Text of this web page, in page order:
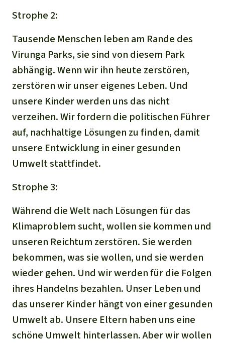
Strophe 2:
Tausende Menschen leben am Rande des
Virunga Parks, sie sind von diesem Park
abhängig. Wenn wir ihn heute zerstören,
zerstören wir unser eigenes Leben. Und
unsere Kinder werden uns das nicht
verzeihen. Wir fordern die politischen Führer
auf, nachhaltige Lösungen zu finden, damit
unsere Entwicklung in einer gesunden
Umwelt stattfindet.
Strophe 3:
Während die Welt nach Lösungen für das
Klimaproblem sucht, wollen sie kommen und
unseren Reichtum zerstören. Sie werden
bekommen, was sie wollen, und sie werden
wieder gehen. Und wir werden für die Folgen
ihres Handelns bezahlen. Unser Leben und
das unserer Kinder hängt von einer gesunden
Umwelt ab. Unsere Eltern haben uns eine
schöne Umwelt hinterlassen. Aber wir wollen